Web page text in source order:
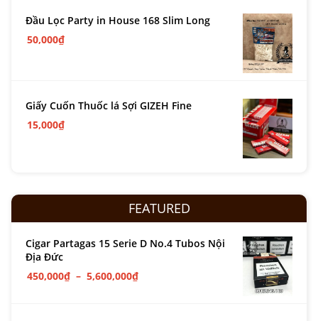
Đầu Lọc Party in House 168 Slim Long
50,000₫
Giấy Cuốn Thuốc lá Sợi GIZEH Fine
15,000₫
FEATURED
Cigar Partagas 15 Serie D No.4 Tubos Nội
Địa Đức
450,000₫ – 5,600,000₫